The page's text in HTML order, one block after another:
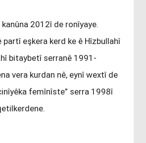
2012î de ronîyaye.
eşkera kerd ke ê Hîzbullahî
bitaybetî serranê 1991-
vera kurdan nê, eynî wextî de
femînîste” serra 1998î